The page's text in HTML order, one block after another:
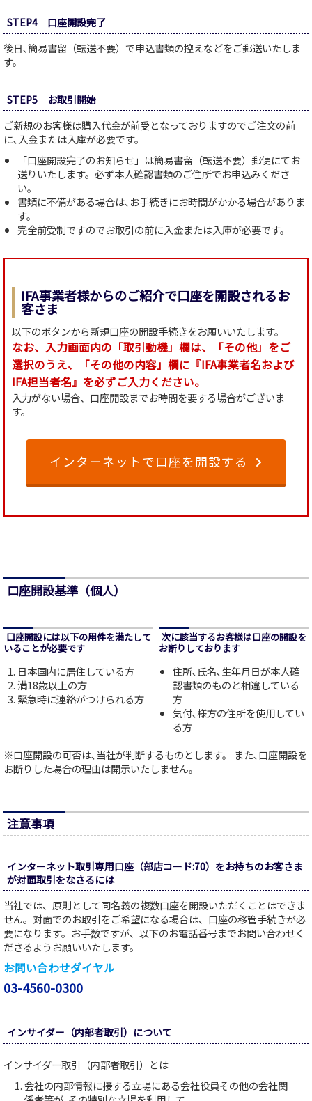
STEP4 口座開設完了
後日､簡易書留（転送不要）で申込書類の控えなどをご郵送いたしま
す。
STEP5 お取引開始
ご新規のお客様は購入代金が前受となっておりますのでご注文の前
に､入金または入庫が必要です。
「口座開設完了のお知らせ」は簡易書留（転送不要）郵便にてお
送りいたします。必ず本人確認書類のご住所でお申込みくださ
い。
書類に不備がある場合は､お手続きにお時間がかかる場合がありま
す。
完全前受制ですのでお取引の前に入金または入庫が必要です。
IFA事業者様からのご紹介で口座を開設されるお
客さま
以下のボタンから新規口座の開設手続きをお願いいたします。
なお、入力画面内の「取引動機」欄は、「その他」をご
選択のうえ、「その他の内容」欄に『IFA事業者名および
IFA担当者名』を必ずご入力ください。
入力がない場合、口座開設までお時間を要する場合がございま
す。
インターネットで口座を開設する
口座開設基準（個人）
口座開設には以下の用件を満たして
いることが必要です
日本国内に居住している方
満18歳以上の方
緊急時に連絡がつけられる方
次に該当するお客様は口座の開設を
お断りしております
住所､氏名､生年月日が本人確
認書類のものと相違している
方
気付､様方の住所を使用してい
る方
※口座開設の可否は､当社が判断するものとします。 また､口座開設を
お断りした場合の理由は開示いたしません。
注意事項
インターネット取引専用口座（部店コード:70）をお持ちのお客さま
が対面取引をなさるには
当社では、原則として同名義の複数口座を開設いただくことはできま
せん。対面でのお取引をご希望になる場合は、口座の移管手続きが必
要になります。お手数ですが、以下のお電話番号までお問い合わせく
ださるようお願いいたします。
お問い合わせダイヤル
03-4560-0300
インサイダー（内部者取引）について
インサイダー取引（内部者取引）とは
会社の内部情報に接する立場にある会社役員その他の会社関